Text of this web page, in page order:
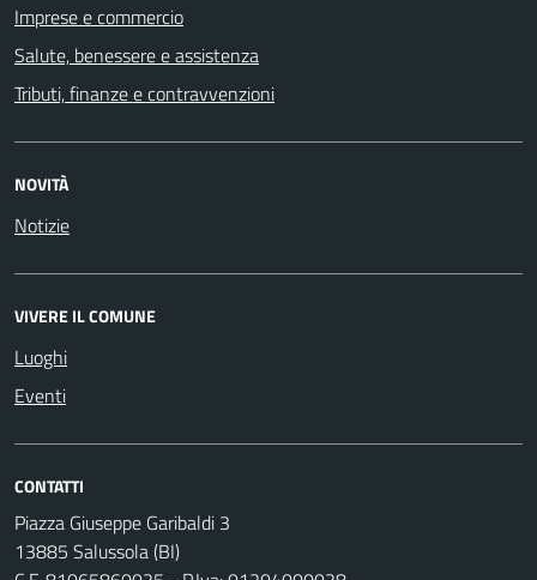
Imprese e commercio
Salute, benessere e assistenza
Tributi, finanze e contravvenzioni
NOVITÀ
Notizie
VIVERE IL COMUNE
Luoghi
Eventi
CONTATTI
Piazza Giuseppe Garibaldi 3
13885 Salussola (BI)